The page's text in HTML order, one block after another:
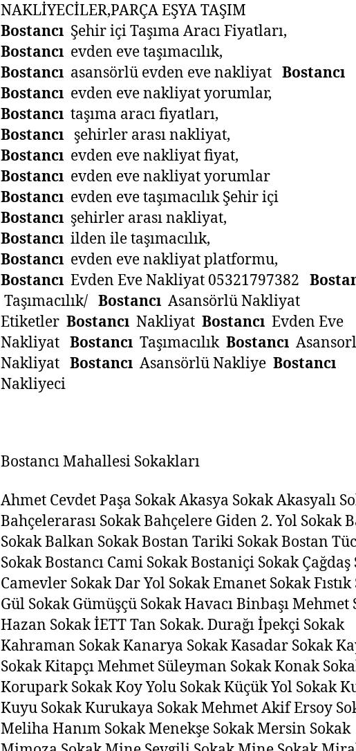
NAKLİYECİLER,PARÇA EŞYA TAŞIM
Bostancı Şehir içi Taşıma Aracı Fiyatları,
Bostancı evden eve taşımacılık,
Bostancı asansörlü evden eve nakliyat Bostancı
Bostancı evden eve nakliyat yorumlar,
Bostancı taşıma aracı fiyatları,
Bostancı şehirler arası nakliyat,
Bostancı evden eve nakliyat fiyat,
Bostancı evden eve nakliyat yorumlar
Bostancı evden eve taşımacılık Şehir içi
Bostancı şehirler arası nakliyat,
Bostancı ilden ile taşımacılık,
Bostancı evden eve nakliyat platformu,
Bostancı Evden Eve Nakliyat 05321797382
Taşımacılık/ Bostancı Asansörlü Nakliyat
Etiketler Bostancı Nakliyat Bostancı Evden Eve
Nakliyat Bostancı Taşımacılık Bostancı
Nakliyat Bostancı Asansörlü Nakliye Bostancı
Nakliyeci
Bostancı Mahallesi Sokakları
Ahmet Cevdet Paşa Sokak Akasya Sokak Akasyalı
Bahçelerarası Sokak Bahçelere Giden 2. Yol Sokak
Sokak Balkan Sokak Bostan Tariki Sokak Bostan
Sokak Bostancı Cami Sokak Bostaniçi Sokak Çağdaş
Camevler Sokak Dar Yol Sokak Emanet Sokak Fıstık
Gül Sokak Gümüşçü Sokak Havacı Binbaşı Mehmet
Hazan Sokak İETT Tan Sokak. Durağı İpekçi Sokak
Kahraman Sokak Kanarya Sokak Kasadar Sokak
Sokak Kitapçı Mehmet Süleyman Sokak Konak
Korupark Sokak Koy Yolu Sokak Küçük Yol Sokak
Kuyu Sokak Kurukaya Sokak Mehmet Akif Ersoy
Meliha Hanım Sokak Menekşe Sokak Mersin Sokak